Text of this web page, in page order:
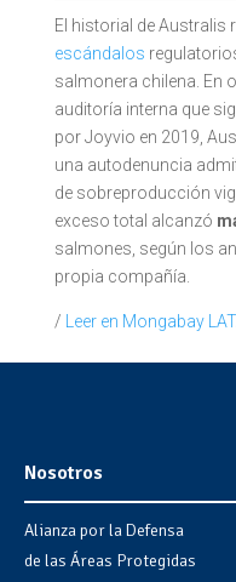
El historial de Australis
escándalos
salmonera chilena. En
auditoría interna que
por Joyvio en 2019,
una autodenuncia
de sobreproducción
exceso total alcanzó
salmones, según los
propia compañía.
/ Leer en Mongabay
Nosotros
Alianza por la Defensa
de las Áreas Protegidas